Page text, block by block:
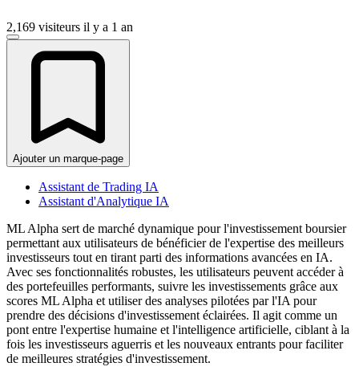
2,169 visiteurs il y a 1 an
Ajouter un marque-page
Assistant de Trading IA
Assistant d'Analytique IA
ML Alpha sert de marché dynamique pour l'investissement boursier
permettant aux utilisateurs de bénéficier de l'expertise des meilleurs
investisseurs tout en tirant parti des informations avancées en IA.
Avec ses fonctionnalités robustes, les utilisateurs peuvent accéder à
des portefeuilles performants, suivre les investissements grâce aux
scores ML Alpha et utiliser des analyses pilotées par l'IA pour
prendre des décisions d'investissement éclairées. Il agit comme un
pont entre l'expertise humaine et l'intelligence artificielle, ciblant à la
fois les investisseurs aguerris et les nouveaux entrants pour faciliter
de meilleures stratégies d'investissement.